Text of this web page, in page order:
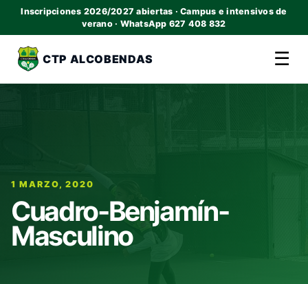
Inscripciones 2026/2027 abiertas · Campus e intensivos de
verano · WhatsApp 627 408 832
CTP ALCOBENDAS ☰
1 MARZO, 2020
Cuadro-Benjamín-
Masculino